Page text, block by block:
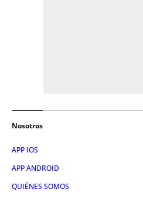
Nosotros
APP IOS
APP ANDROID
QUIÉNES SOMOS